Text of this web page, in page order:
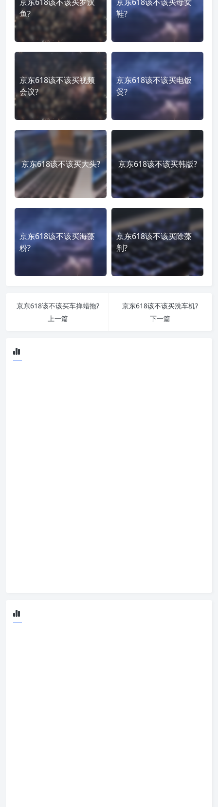
鱼?
鞋?
京东618该不该买视频
会议?
京东618该不该买电饭
煲?
京东618该不该买大头? 京东618该不该买韩版?
京东618该不该买海藻
粉?
京东618该不该买除藻
剂?
京东618该不该买车掸蜡拖?
上一篇
京东618该不该买洗车机?
下一篇